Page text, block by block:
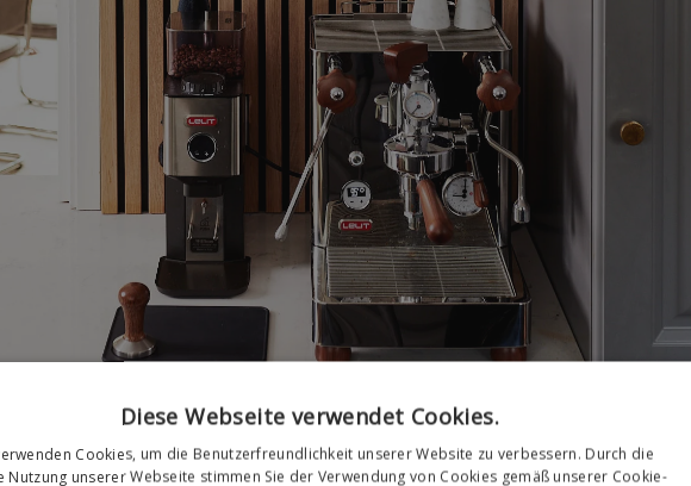
Diese Webseite verwendet Cookies.
Cookies, um die Benutzerfreundlichkeit unserer Website zu verbessern. Durch die
Nutzung unserer Webseite stimmen Sie der Verwendung von Cookies gemäß unserer Cookie-